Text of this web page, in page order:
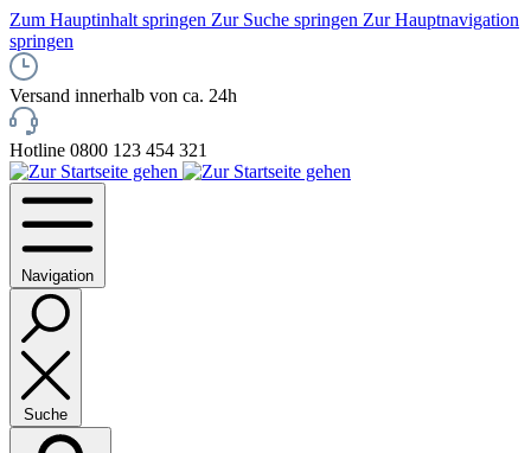
Zum Hauptinhalt springen Zur Suche springen Zur Hauptnavigation
springen
Versand innerhalb von ca. 24h
Hotline 0800 123 454 321
Navigation
Suche